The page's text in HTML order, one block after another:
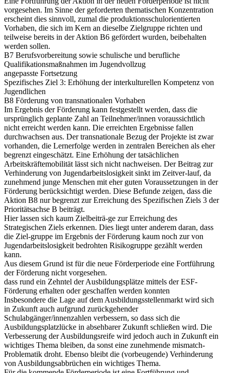
vorgesehen. Im Sinne der geforderten thematischen Konzentration
erscheint dies sinnvoll, zumal die produktionsschulorientierten
Vorhaben, die sich im Kern an dieselbe Zielgruppe richten und
teilweise bereits in der Aktion B6 gefördert wurden, beibehalten
werden sollen.
B7 Berufsvorbereitung sowie schulische und berufliche
Qualifikationsmaßnahmen im Jugendvollzug
angepasste Fortsetzung
Spezifisches Ziel 3: Erhöhung der interkulturellen Kompetenz von
Jugendlichen
B8 Förderung von transnationalen Vorhaben
Im Ergebnis der Förderung kann festgestellt werden, dass die
ursprünglich geplante Zahl an Teilnehmer/innen voraussichtlich
nicht erreicht werden kann. Die erreichten Ergebnisse fallen
durchwachsen aus. Der transnationale Bezug der Projekte ist zwar
vorhanden, die Lernerfolge werden in zentralen Bereichen als eher
begrenzt eingeschätzt. Eine Erhöhung der tatsächlichen
Arbeitskräftemobilität lässt sich nicht nachweisen. Der Beitrag zur
Verhinderung von Jugendarbeitslosigkeit sinkt im Zeitver-lauf, da
zunehmend junge Menschen mit eher guten Voraussetzungen in der
Förderung berücksichtigt werden. Diese Befunde zeigen, dass die
Aktion B8 nur begrenzt zur Erreichung des Spezifischen Ziels 3 der
Prioritätsachse B beiträgt.
Hier lassen sich kaum Zielbeiträ-ge zur Erreichung des
Strategischen Ziels erkennen. Dies liegt unter anderem daran, dass
die Ziel-gruppe im Ergebnis der Förderung kaum noch zur von
Jugendarbeitslosigkeit bedrohten Risikogruppe gezählt werden
kann.
Aus diesem Grund ist für die neue Förderperiode eine Fortführung
der Förderung nicht vorgesehen.
dass rund ein Zehntel der Ausbildungsplätze mittels der ESF-
Förderung erhalten oder geschaffen werden konnten
Insbesondere die Lage auf dem Ausbildungsstellenmarkt wird sich
in Zukunft auch aufgrund zurückgehender
Schulabgänger/innenzahlen verbessern, so dass sich die
Ausbildungsplatzlücke in absehbarer Zukunft schließen wird. Die
Verbesserung der Ausbildungsreife wird jedoch auch in Zukunft ein
wichtiges Thema bleiben, da sonst eine zunehmende mismatch-
Problematik droht. Ebenso bleibt die (vorbeugende) Verhinderung
von Ausbildungsabbrüchen ein wichtiges Thema.